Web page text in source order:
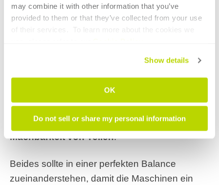
may combine it with other information that you’ve
provided to them or that they’ve collected from your use
of their services.  To learn more about the cookies we
Show details
OK
Do not sell or share my personal information
Kompakter Biegekopf mit hohem
Biegemoment
Linksbiegen im Prozess steht ein höheres
Biegemoment im Konflikt mit der Notwendigkeit,
Biegeköpfe kompakt zu halten. Denn
ihre Kompaktheit ist eine entscheidende
Voraussetzung für die geometrische
Machbarkeit von Teilen.
Beides sollte in einer perfekten Balance
zueinanderstehen, damit die Maschinen ein